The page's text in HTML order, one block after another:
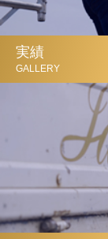
実績
GALLERY